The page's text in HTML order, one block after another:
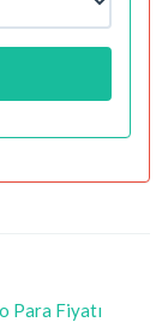
Para Fiyatı